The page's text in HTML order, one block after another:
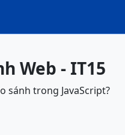
Web - IT15
sánh trong JavaScript?